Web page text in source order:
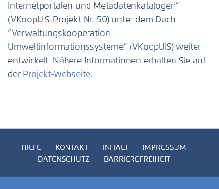
Internetportalen und Metadatenkatalogen”
(VKoopUIS-Projekt Nr. 50) unter dem Dach
“Verwaltungskooperation
Umweltinformationssysteme” (VKoopUIS) weiter
entwickelt. Nähere Informationen erhalten Sie auf
der Projekt-Webseite.
HILFE KONTAKT INHALT
IMPRESSUM
DATENSCHUTZ
BARRIEREFREIHEIT